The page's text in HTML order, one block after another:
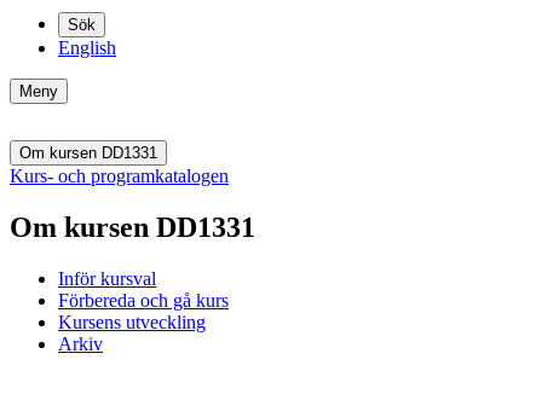
Sök
English
Meny
Om kursen DD1331
Kurs- och programkatalogen
Om kursen DD1331
Inför kursval
Förbereda och gå kurs
Kursens utveckling
Arkiv